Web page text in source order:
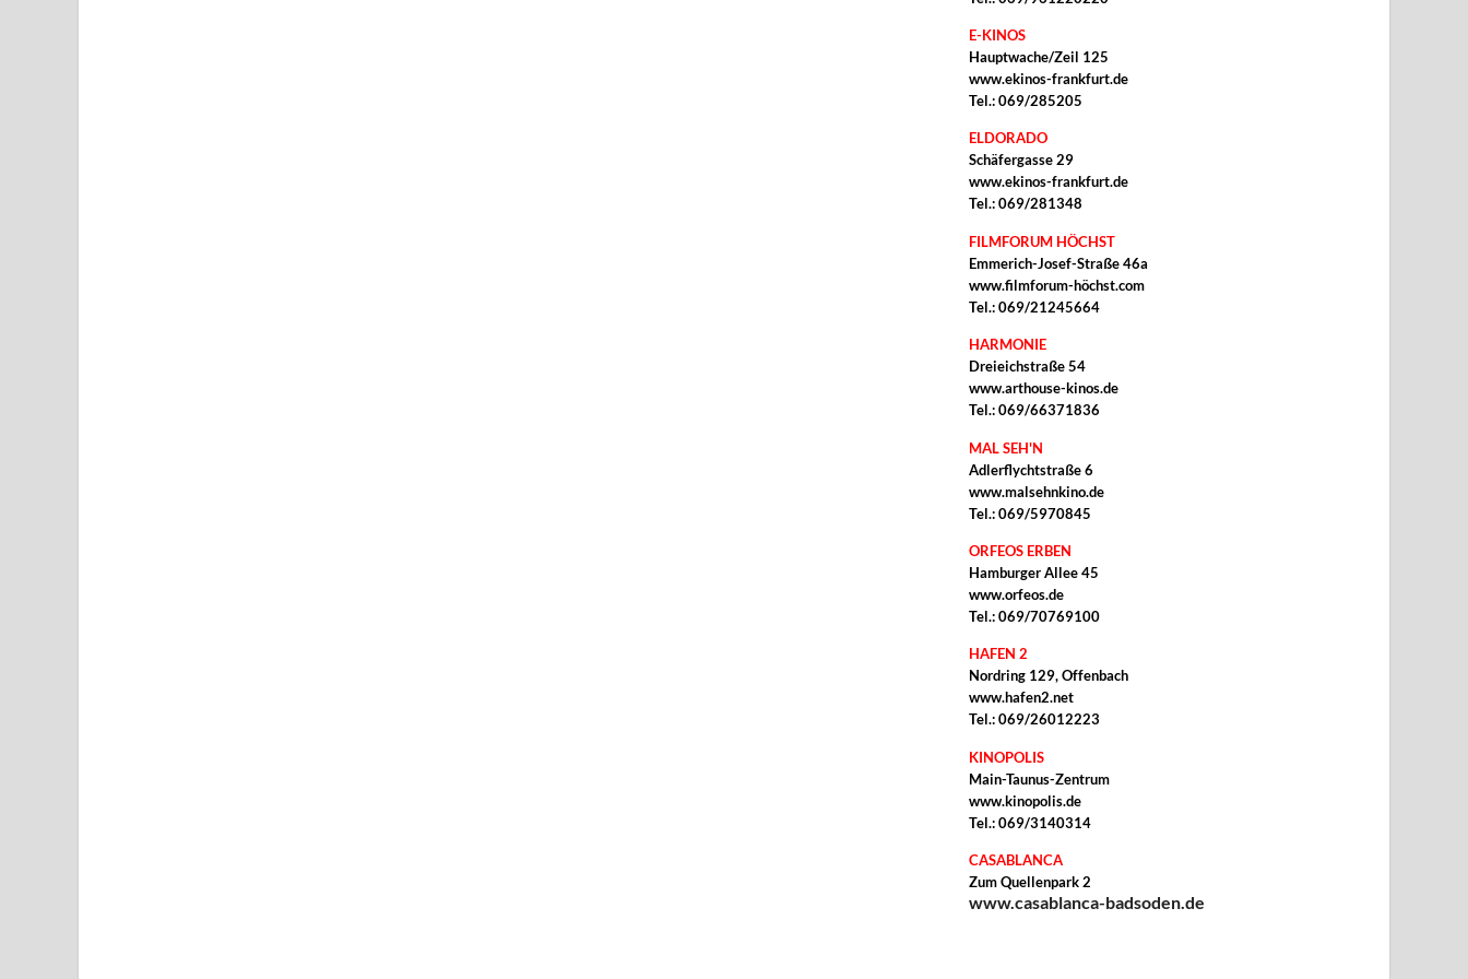
E-KINOS
Hauptwache/Zeil 125
www.ekinos-frankfurt.de
Tel.: 069/285205
ELDORADO
Schäfergasse 29
www.ekinos-frankfurt.de
Tel.: 069/281348
FILMFORUM HÖCHST
Emmerich-Josef-Straße 46a
www.filmforum-höchst.com
Tel.: 069/21245664
HARMONIE
Dreieichstraße 54
www.arthouse-kinos.de
Tel.: 069/66371836
MAL SEH'N
Adlerflychtstraße 6
www.malsehnkino.de
Tel.: 069/5970845
ORFEOS ERBEN
Hamburger Allee 45
www.orfeos.de
Tel.: 069/70769100
HAFEN 2
Nordring 129, Offenbach
www.hafen2.net
Tel.: 069/26012223
KINOPOLIS
Main-Taunus-Zentrum
www.kinopolis.de
Tel.: 069/3140314
CASABLANCA
Zum Quellenpark 2
www.casablanca-badsoden.de